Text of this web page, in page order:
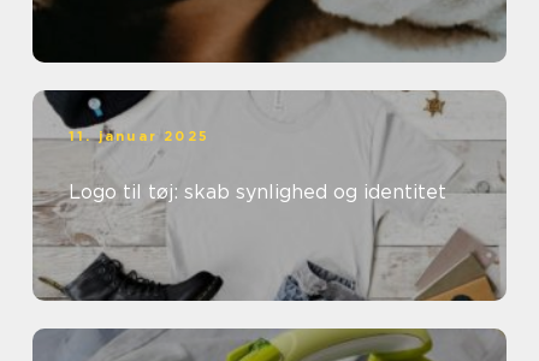
11. januar 2025
Logo til tøj: skab synlighed og identitet